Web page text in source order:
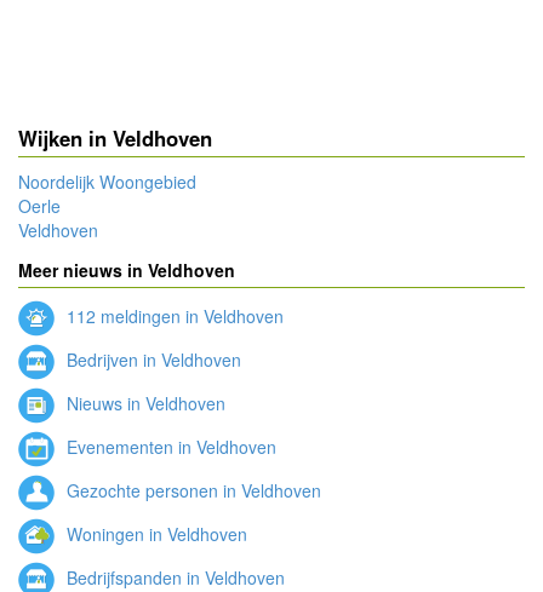
Wijken in Veldhoven
Noordelijk Woongebied
Oerle
Veldhoven
Meer nieuws in Veldhoven
112 meldingen in Veldhoven
Bedrijven in Veldhoven
Nieuws in Veldhoven
Evenementen in Veldhoven
Gezochte personen in Veldhoven
Woningen in Veldhoven
Bedrijfspanden in Veldhoven